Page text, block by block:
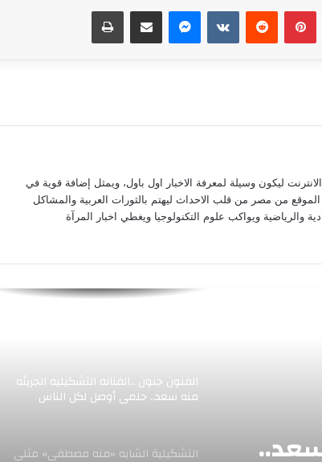
بينتيريست ماسنجر مشاركة عبر البريد طباعة
ليكون وسيلة لمعرفة الاخبار اول باول، ويمثل إضافة قوية في
الموقع من مصر من قلب الاحداث ليهتم بالثورات العربية والمشاكل
والرياضية ويواكب علوم التكنولوجيا ويغطي اخبار المرآة
سعد..
تعرف على الهرمون المسؤول عن الحب
العاجلة لاتهامها بخدش الحياء العام
الفنون جنون ..الفنانه التشكيليه الجريئه
منه سعد.. حلمى أوصل لكل الناس
التشكيلية الشابه «منه مصطفى» مثلى